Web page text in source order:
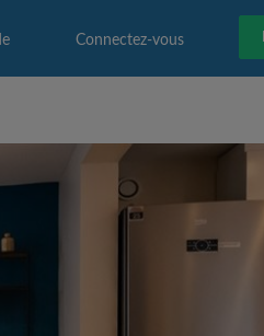
Connectez-vous